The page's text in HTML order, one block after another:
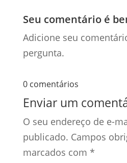
Seu comentário é
Adicione seu
pergunta.
0 comentários
Enviar um
O seu endereço de e-
publicado. Campos
marcados com *